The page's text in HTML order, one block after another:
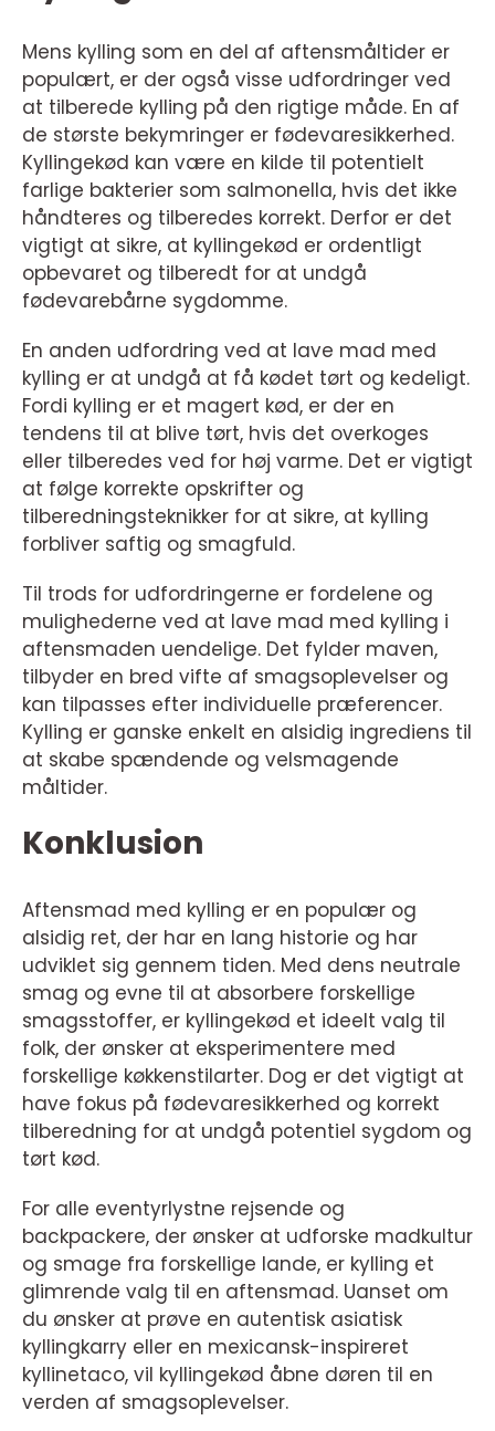
Mens kylling som en del af aftensmåltider er
populært, er der også visse udfordringer ved
at tilberede kylling på den rigtige måde. En af
de største bekymringer er fødevaresikkerhed.
Kyllingekød kan være en kilde til potentielt
farlige bakterier som salmonella, hvis det ikke
håndteres og tilberedes korrekt. Derfor er det
vigtigt at sikre, at kyllingekød er ordentligt
opbevaret og tilberedt for at undgå
fødevarebårne sygdomme.
En anden udfordring ved at lave mad med
kylling er at undgå at få kødet tørt og kedeligt.
Fordi kylling er et magert kød, er der en
tendens til at blive tørt, hvis det overkoges
eller tilberedes ved for høj varme. Det er vigtigt
at følge korrekte opskrifter og
tilberedningsteknikker for at sikre, at kylling
forbliver saftig og smagfuld.
Til trods for udfordringerne er fordelene og
mulighederne ved at lave mad med kylling i
aftensmaden uendelige. Det fylder maven,
tilbyder en bred vifte af smagsoplevelser og
kan tilpasses efter individuelle præferencer.
Kylling er ganske enkelt en alsidig ingrediens til
at skabe spændende og velsmagende
måltider.
Konklusion
Aftensmad med kylling er en populær og
alsidig ret, der har en lang historie og har
udviklet sig gennem tiden. Med dens neutrale
smag og evne til at absorbere forskellige
smagsstoffer, er kyllingekød et ideelt valg til
folk, der ønsker at eksperimentere med
forskellige køkkenstilarter. Dog er det vigtigt at
have fokus på fødevaresikkerhed og korrekt
tilberedning for at undgå potentiel sygdom og
tørt kød.
For alle eventyrlystne rejsende og
backpackere, der ønsker at udforske madkultur
og smage fra forskellige lande, er kylling et
glimrende valg til en aftensmad. Uanset om
du ønsker at prøve en autentisk asiatisk
kyllingkarry eller en mexicansk-inspireret
kyllinetaco, vil kyllingekød åbne døren til en
verden af smagsoplevelser.